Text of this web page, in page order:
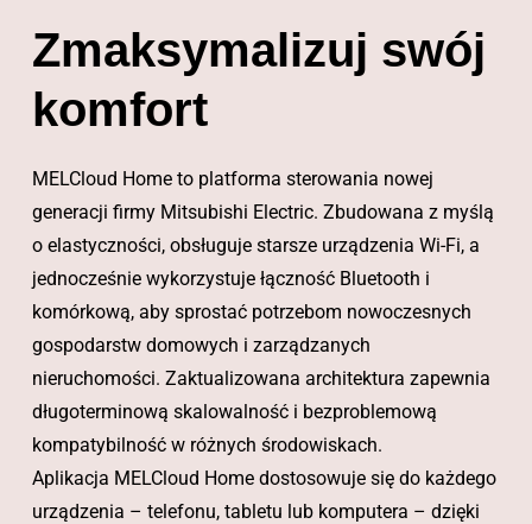
Zmaksymalizuj swój
komfort
MELCloud Home to platforma sterowania nowej
generacji firmy Mitsubishi Electric. Zbudowana z myślą
o elastyczności, obsługuje starsze urządzenia Wi-Fi, a
jednocześnie wykorzystuje łączność Bluetooth i
komórkową, aby sprostać potrzebom nowoczesnych
gospodarstw domowych i zarządzanych
nieruchomości. Zaktualizowana architektura zapewnia
długoterminową skalowalność i bezproblemową
kompatybilność w różnych środowiskach.
Aplikacja MELCloud Home dostosowuje się do każdego
urządzenia – telefonu, tabletu lub komputera – dzięki